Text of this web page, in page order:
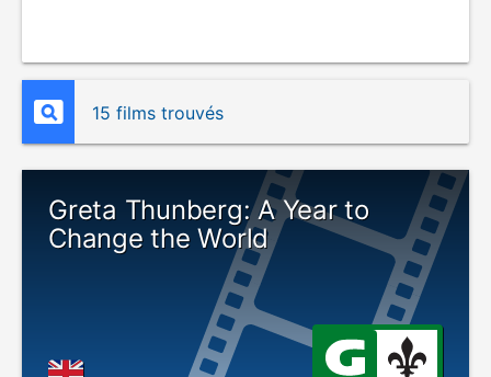
15 films trouvés
Greta Thunberg: A Year to
Change the World